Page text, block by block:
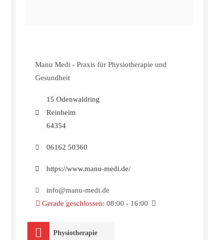
Manu Medi - Praxis für Physiotherapie und
Gesundheit
15 Odenwaldring
Reinheim
64354
06162 50360
https://www.manu-medi.de/
info@manu-medi.de
Gerade geschlossen: 08:00 - 16:00
Physiotherapie